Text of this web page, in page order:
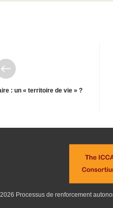
Précédent
: un « territoire de vie » ?
Processus de renforcement